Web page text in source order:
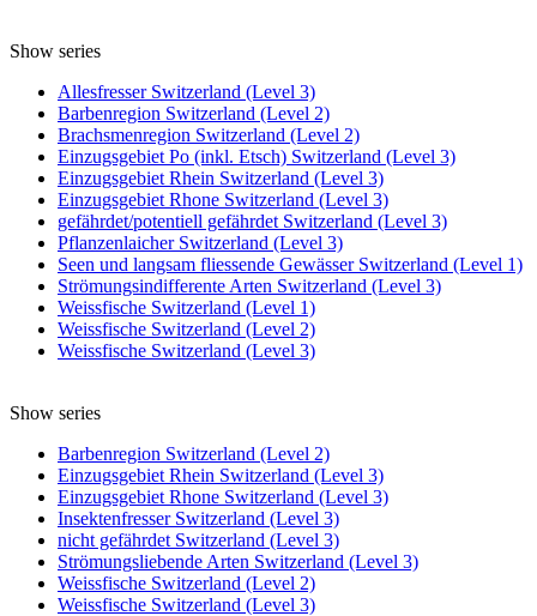
Show series
Allesfresser Switzerland (Level 3)
Barbenregion Switzerland (Level 2)
Brachsmenregion Switzerland (Level 2)
Einzugsgebiet Po (inkl. Etsch) Switzerland (Level 3)
Einzugsgebiet Rhein Switzerland (Level 3)
Einzugsgebiet Rhone Switzerland (Level 3)
gefährdet/potentiell gefährdet Switzerland (Level 3)
Pflanzenlaicher Switzerland (Level 3)
Seen und langsam fliessende Gewässer Switzerland (Level 1)
Strömungsindifferente Arten Switzerland (Level 3)
Weissfische Switzerland (Level 1)
Weissfische Switzerland (Level 2)
Weissfische Switzerland (Level 3)
Show series
Barbenregion Switzerland (Level 2)
Einzugsgebiet Rhein Switzerland (Level 3)
Einzugsgebiet Rhone Switzerland (Level 3)
Insektenfresser Switzerland (Level 3)
nicht gefährdet Switzerland (Level 3)
Strömungsliebende Arten Switzerland (Level 3)
Weissfische Switzerland (Level 2)
Weissfische Switzerland (Level 3)